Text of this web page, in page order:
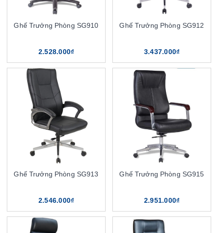
Ghế Trưởng Phòng SG910
2.528.000₫
Ghế Trưởng Phòng SG912
3.437.000₫
Ghế Trưởng Phòng SG913
2.546.000₫
Ghế Trưởng Phòng SG915
2.951.000₫